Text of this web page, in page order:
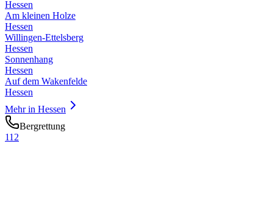
Hessen
Am kleinen Holze
Hessen
Willingen-Ettelsberg
Hessen
Sonnenhang
Hessen
Auf dem Wakenfelde
Hessen
Mehr in Hessen
Bergrettung
112